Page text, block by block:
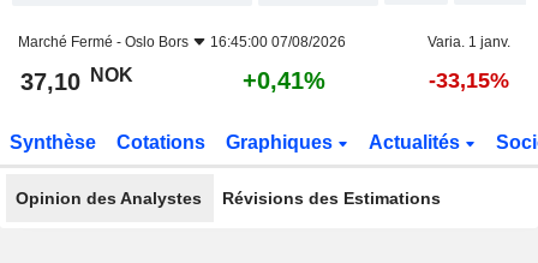
Marché Fermé - Oslo Bors 16:45:00 07/08/2026 Varia. 1 janv.
37,10 NOK +0,41% -33,15%
Synthèse Cotations Graphiques Actualités
Opinion des Analystes Révisions des Estimations